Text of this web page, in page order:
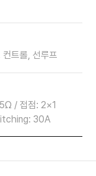
트롤, 선루프
/ 접점: 2×1
30A